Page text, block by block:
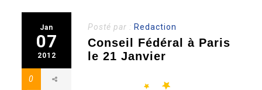
Jan
07
2012
0
Posté par : Redaction
Conseil Fédéral à Paris
le 21 Janvier